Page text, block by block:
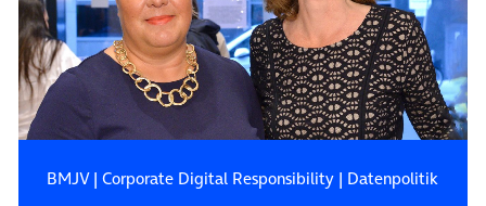
BMJV| Corporate Digital Responsibility| Datenpolitik